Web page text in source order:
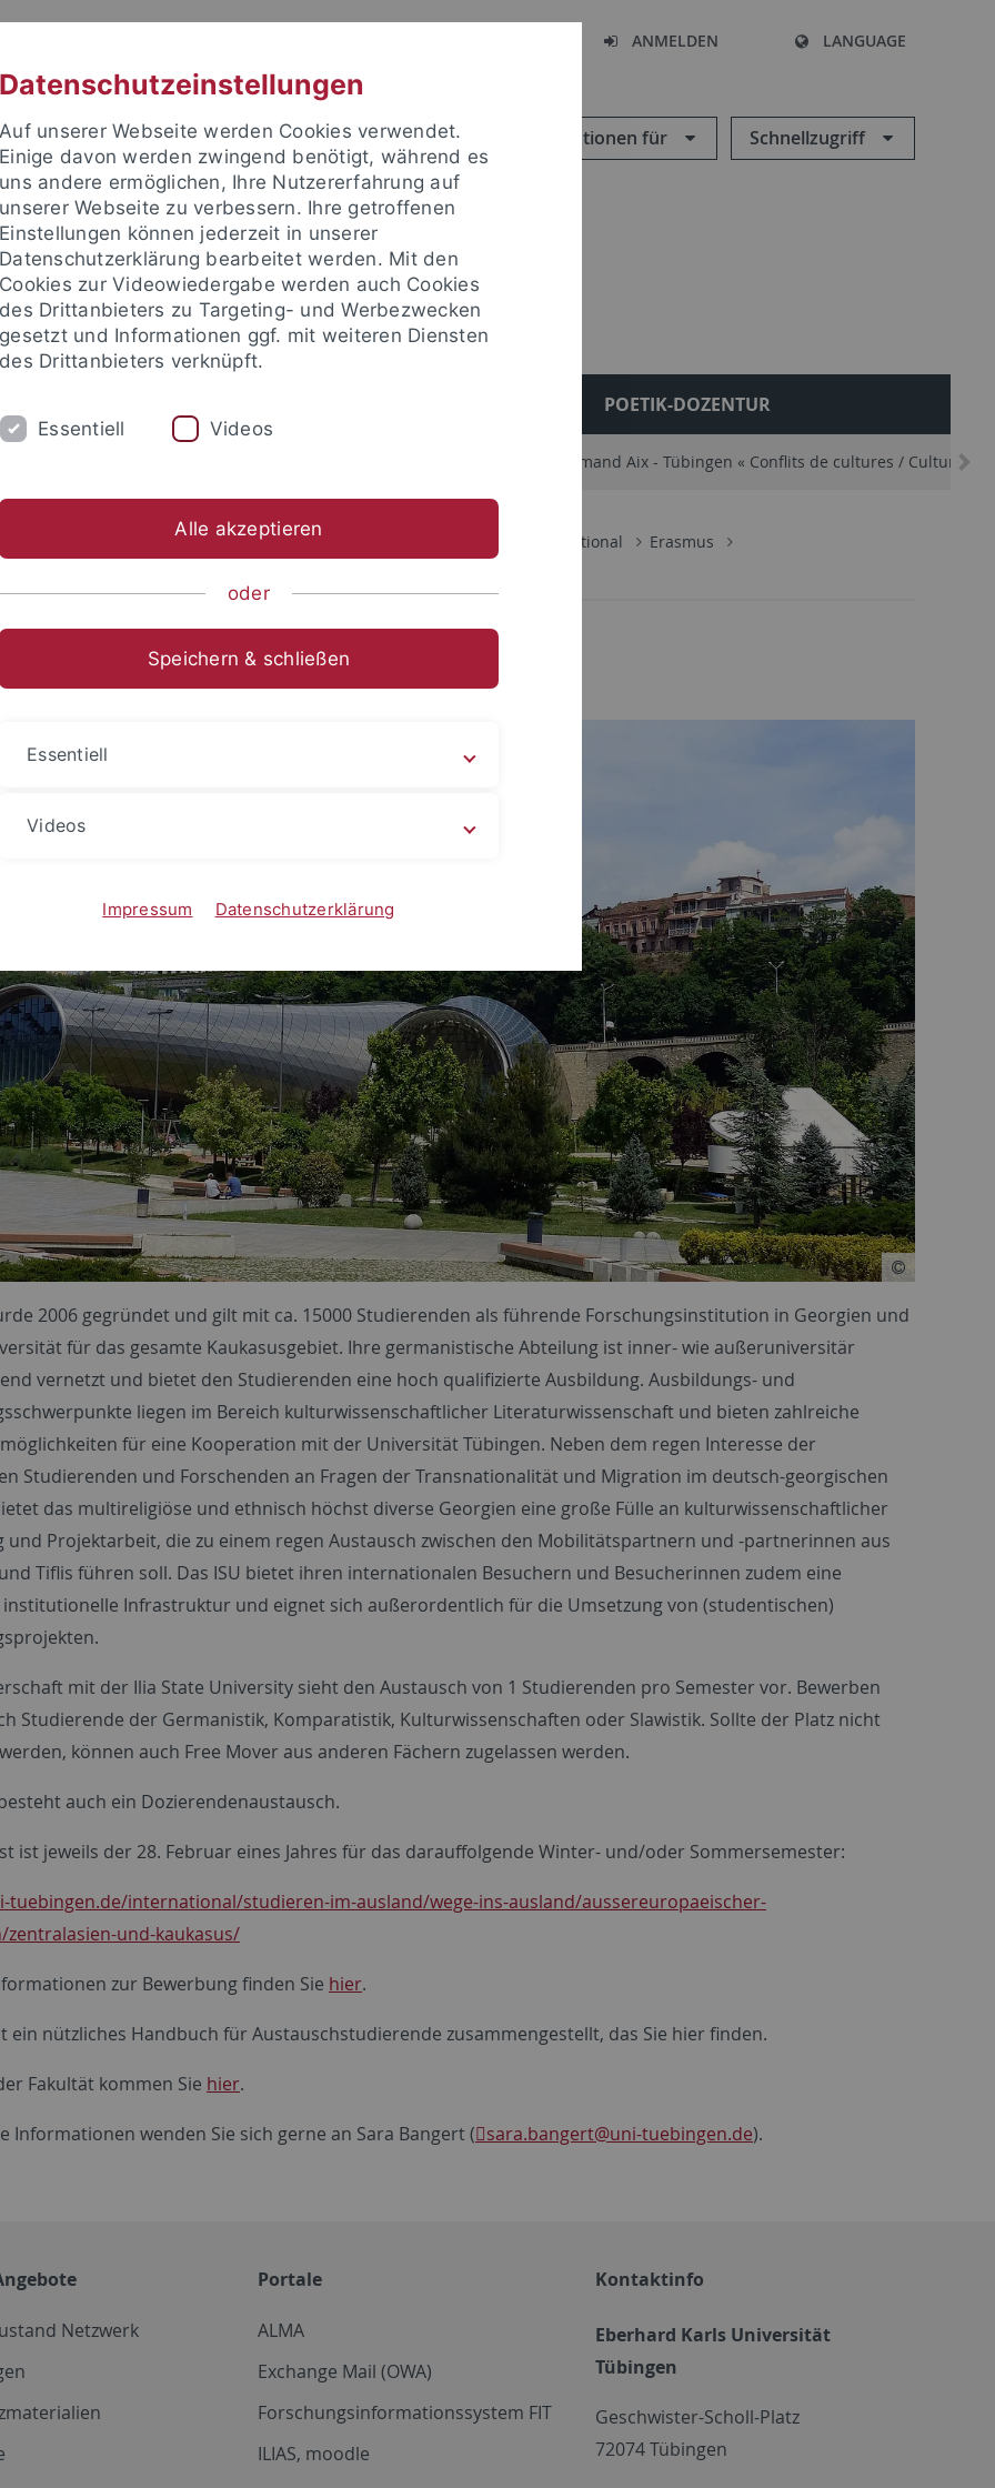
ANMELDEN LANGUAGE
Informationen für Schnellzugriff
POETIK-DOZENTUR
"Kulturkonflikte / Konfliktkulturen" Collège doctoral franco-allemand Aix - Tübingen « Conflits de cultures / Cultures
Neuere deutsche Literatur International
Erasmus
University Tiflis
2006 gegründet und gilt mit ca. 15000 Studierenden als führende Forschungsinstitution in Georgien und
für das gesamte Kaukasusgebiet. Ihre germanistische Abteilung ist inner- wie außeruniversitär
vernetzt und bietet den Studierenden eine hoch qualifizierte Ausbildung. Ausbildungs- und
liegen im Bereich kulturwissenschaftlicher Literaturwissenschaft und bieten zahlreiche
für eine Kooperation mit der Universität Tübingen. Neben dem regen Interesse der
Studierenden und Forschenden an Fragen der Transnationalität und Migration im deutsch-georgischen
das multireligiöse und ethnisch höchst diverse Georgien eine große Fülle an kulturwissenschaftlicher
und Projektarbeit, die zu einem regen Austausch zwischen den Mobilitätspartnern und -partnerinnen aus
Tiflis führen soll. Das ISU bietet ihren internationalen Besuchern und Besucherinnen zudem eine
institutionelle Infrastruktur und eignet sich außerordentlich für die Umsetzung von (studentischen)
mit der Ilia State University sieht den Austausch von 1 Studierenden pro Semester vor. Bewerben
Studierende der Germanistik, Komparatistik, Kulturwissenschaften oder Slawistik. Sollte der Platz nicht
können auch Free Mover aus anderen Fächern zugelassen werden.
auch ein Dozierendenaustausch.
ist jeweils der 28. Februar eines Jahres für das darauffolgende Winter- und/oder Sommersemester:
tuebingen.de/international/studieren-im-ausland/wege-ins-ausland/aussereuropaeischer-
zentralasien-und-kaukasus/
zur Bewerbung finden Sie hier.
ein nützliches Handbuch für Austauschstudierende zusammengestellt, das Sie hier finden.
Fakultät kommen Sie hier.
Informationen wenden Sie sich gerne an Sara Bangert ( sara.bangert@uni-tuebingen.de).
Netzwerk
Portale
ALMA
Exchange Mail (OWA)
Forschungsinformationssystem FIT
ILIAS, moodle
Kontaktinfo
Eberhard Karls Universität
Tübingen
Geschwister-Scholl-Platz
72074 Tübingen
Datenschutzeinstellungen
Auf unserer Webseite werden Cookies verwendet.
Einige davon werden zwingend benötigt, während es
uns andere ermöglichen, Ihre Nutzererfahrung auf
unserer Webseite zu verbessern. Ihre getroffenen
Einstellungen können jederzeit in unserer
Datenschutzerklärung bearbeitet werden. Mit den
Cookies zur Videowiedergabe werden auch Cookies
des Drittanbieters zu Targeting- und Werbezwecken
gesetzt und Informationen ggf. mit weiteren Diensten
des Drittanbieters verknüpft.
Essentiell Videos
Alle akzeptieren
oder
Speichern & schließen
Essentiell
Videos
Impressum Datenschutzerklärung